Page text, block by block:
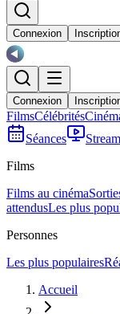
Connexion
Connexion
FilmsCélébrités
Séances
Films
Films au cinéma
attendusLes plus
Personnes
Les plus populaires
Accueil